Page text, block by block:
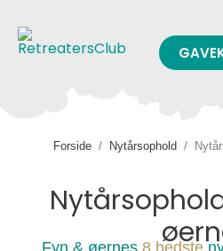
Forside / Nytårsophold /
Fyn & øernes 8 bedste